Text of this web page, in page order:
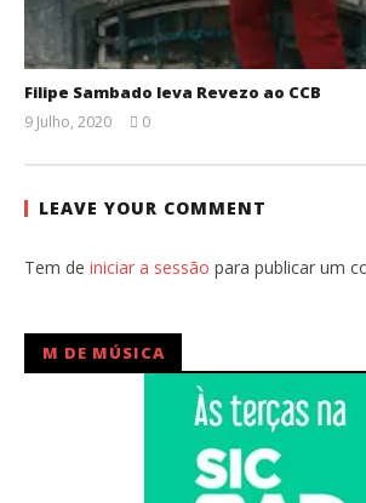
Filipe Sambado leva Revezo ao CCB
9 Julho, 2020
Ventura
0
LEAVE YOUR COMMENT
Tem de iniciar a sessão para publicar um
M DE MÚSICA